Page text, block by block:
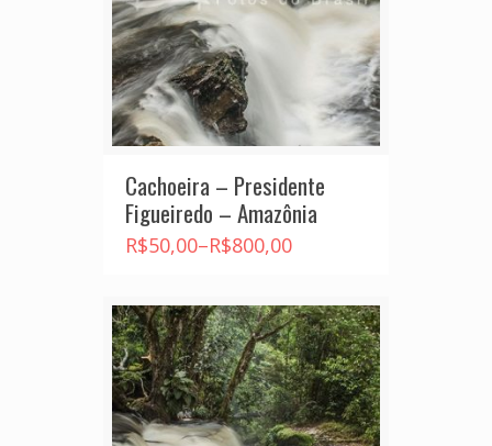
Cachoeira – Presidente
Figueiredo – Amazônia
R$50,00–R$800,00